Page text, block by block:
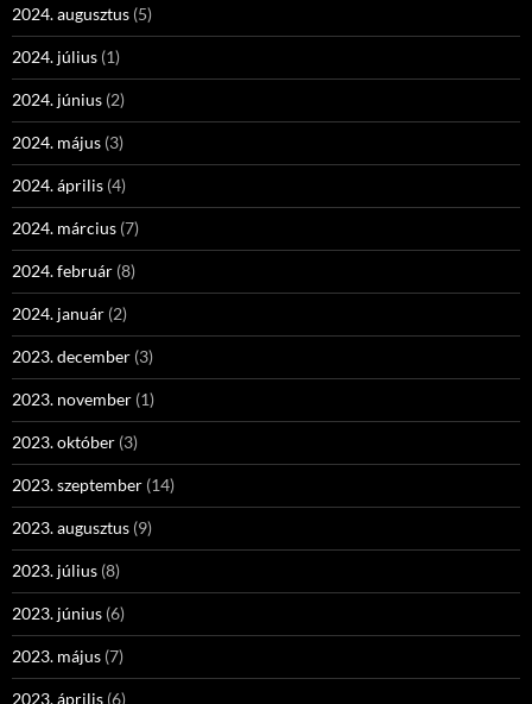
2024. augusztus (5)
2024. július (1)
2024. június (2)
2024. május (3)
2024. április (4)
2024. március (7)
2024. február (8)
2024. január (2)
2023. december (3)
2023. november (1)
2023. október (3)
2023. szeptember (14)
2023. augusztus (9)
2023. július (8)
2023. június (6)
2023. május (7)
2023. április (6)